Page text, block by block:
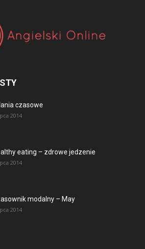
czasowe
2014
eating – zdrowe jedzenie
2014
modalny – May
2014